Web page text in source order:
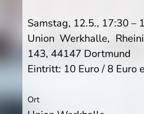
Samstag, 12.5., 17:30 –
Union Werkhalle,
143, 44147 Dortmund
Eintritt: 10 Euro / 8 Euro
Ort